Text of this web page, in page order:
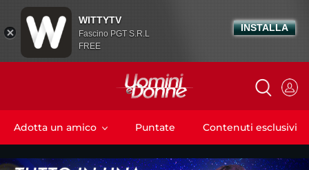
Adotta un amico Puntate Contenuti esclusivi
WITTYTV
Fascino PGT S.R.L
FREE
INSTALLA